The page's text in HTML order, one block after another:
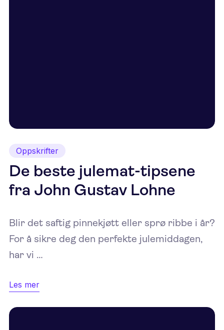
Oppskrifter
De beste julemat-tipsene
fra John Gustav Lohne
Blir det saftig pinnekjøtt eller sprø ribbe i år?
For å sikre deg den perfekte julemiddagen,
har vi …
Les mer